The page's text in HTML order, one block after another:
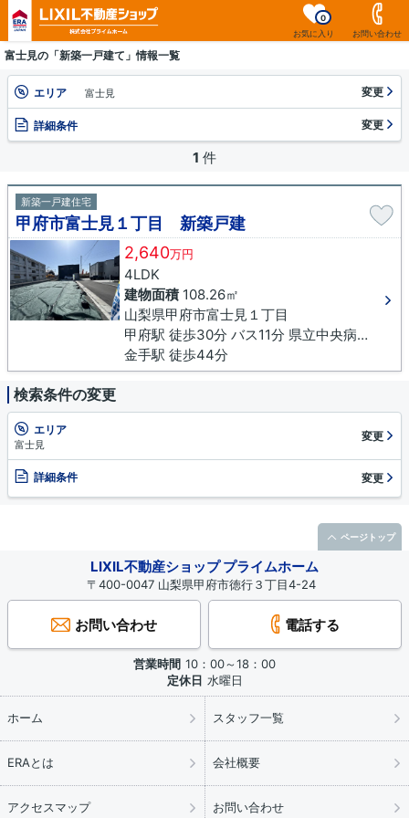
お気に入り
0
お問い合わせ
富士見の「新築一戸建て」情報一覧
エリア 富士見 変更
詳細条件 変更
1 件
新築一戸建住宅
甲府市富士見１丁目 新築戸建
2,640万円
4LDK
建物面積108.26㎡
山梨県甲府市富士見１丁目
甲府駅 徒歩30分 バス11分 県立中央病院下車 徒歩10分
金手駅 徒歩44分
検索条件の変更
エリア
富士見
変更
詳細条件 変更
LIXIL不動産ショップ プライムホーム
〒400-0047 山梨県甲府市徳行３丁目4-24
お問い合わせ 電話する
営業時間 10：00～18：00
定休日 水曜日
ホーム スタッフ一覧
ERAとは 会社概要
アクセスマップ お問い合わせ
ページトップ